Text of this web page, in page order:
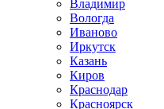
Владимир
Вологда
Иваново
Иркутск
Казань
Киров
Краснодар
Красноярск